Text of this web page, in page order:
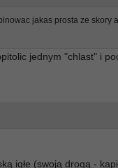
jakas prosta ze skory
jednym "chlast" i
igłe (swoją drogą -